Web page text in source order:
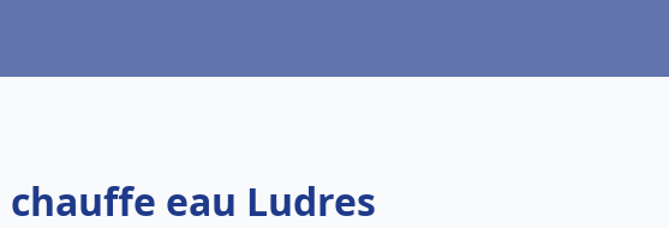
eau Ludres